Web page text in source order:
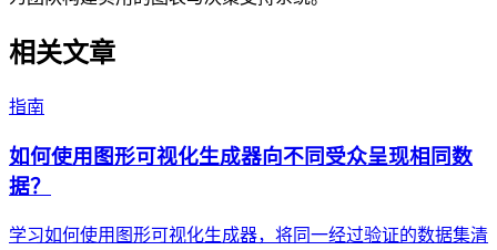
相关文章
指南
如何使用图形可视化生成器向不同受众呈现相同数
据？
学习如何使用图形可视化生成器，将同一经过验证的数据集清